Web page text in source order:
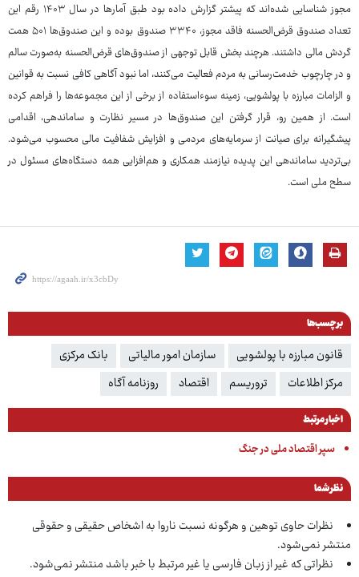
مجوز شناسایی شده‌اند که پیشتر گزارش داده بود طبق آمارها در سال ۱۴۰۳ رقم این
تعداد صندوق قرض‌الحسنه فاقد مجوز، ۳۳۴۰ صندوق بوده و این صندوق‌ها ۵۰۱ همت
گردش مالی داشتند. هرچند بخش قابل توجهی از صندوق‌های قرض‌الحسنه به‌صورت سالم
و در چارچوب خدمت‌رسانی به مردم فعالیت می‌کنند، اما نبود آگاهی کافی نسبت به قوانین
و الزامات مبارزه با پولشویی، زمینه سوءاستفاده از برخی از این مجموعه‌ها را فراهم کرده
است. از همین رو، قرار گرفتن این صندوق‌ها در مسیر نظارت و ساماندهی، اقدامی
پیشگیرانه برای صیانت از سرمایه‌های مردمی و افزایش شفافیت مالی محسوب می‌شود.
بی‌تردید ساماندهی این پدیده نیازمند همکاری و هم‌افزایی همه دستگاه‌های مسئول در
سطح ملی است.
برچسب‌ها
قانون مبارزه با پولشویی سازمان امور مالیاتی
بانک مرکزی
مرکز اطلاعات
تروریسم اقتصاد روزنامه آگاه
اخبار مرتبط
سپر اقتصاد ملی در جنگ
نظر شما
نظرات حاوی توهین و هرگونه نسبت ناروا به اشخاص حقیقی و حقوقی
منتشر نمی‌شود.
نظراتی که غیر از زبان فارسی یا غیر مرتبط با خبر باشد منتشر نمی‌شود.